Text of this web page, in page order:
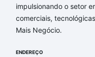
impulsionando o setor
comerciais,
Mais Negócio.
ENDEREÇO